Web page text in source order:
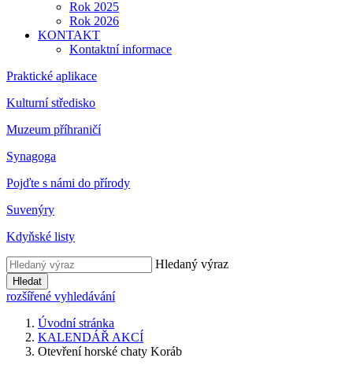
Rok 2025
Rok 2026
KONTAKT
Kontaktní informace
Praktické aplikace
Kulturní středisko
Muzeum příhraničí
Synagoga
Pojďte s námi do přírody
Suvenýry
Kdyňské listy
Hledaný výraz
Hledat
rozšířené vyhledávání
Úvodní stránka
KALENDÁŘ AKCÍ
Otevření horské chaty Koráb